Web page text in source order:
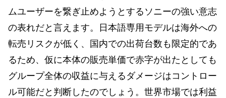
ムユーザーを繋ぎ止めようとするソニーの強い意志
の表れだと言えます。日本語専用モデルは海外への
転売リスクが低く、国内での出荷台数も限定的であ
るため、仮に本体の販売単価で赤字が出たとしても
グループ全体の収益に与えるダメージはコントロー
ル可能だと判断したのでしょう。世界市場では利益